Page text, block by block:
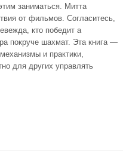
заниматься. Митта
от фильмов. Согласитесь,
кто победит а
покруче шахмат. Эта книга —
и практики,
для других управлять